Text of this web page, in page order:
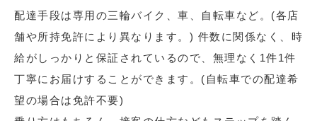
配達手段は専用の三輪バイク、車、自転車など。(各店
舗や所持免許により異なります。) 件数に関係なく、時
給がしっかりと保証されているので、無理なく1件1件
丁寧にお届けすることができます。(自転車での配達希
望の場合は免許不要)